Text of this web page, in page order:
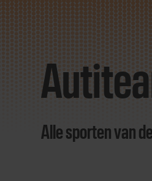
Direct
door
content
Alle sporten van